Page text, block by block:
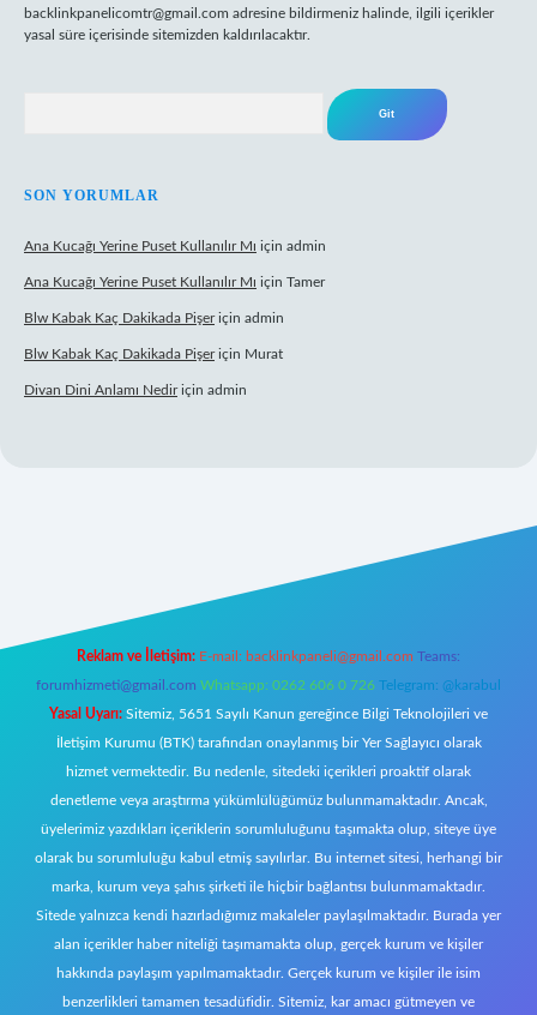
backlinkpanelicomtr@gmail.com adresine bildirmeniz halinde, ilgili içerikler
yasal süre içerisinde sitemizden kaldırılacaktır.
SON YORUMLAR
Ana Kucağı Yerine Puset Kullanılır Mı için admin
Ana Kucağı Yerine Puset Kullanılır Mı için Tamer
Blw Kabak Kaç Dakikada Pişeriçin admin
Blw Kabak Kaç Dakikada Pişeriçin Murat
Divan Dini Anlamı Nediriçin admin
Reklam ve İletişim: E-mail: backlinkpaneli@gmail.com Teams:
forumhizmeti@gmail.com Whatsapp: 0262 606 0 726 Telegram: @karabul
Yasal Uyarı: Sitemiz, 5651 Sayılı Kanun gereğince Bilgi Teknolojileri ve
İletişim Kurumu (BTK) tarafından onaylanmış bir Yer Sağlayıcı olarak
hizmet vermektedir. Bu nedenle, sitedeki içerikleri proaktif olarak
denetleme veya araştırma yükümlülüğümüz bulunmamaktadır. Ancak,
üyelerimiz yazdıkları içeriklerin sorumluluğunu taşımakta olup, siteye üye
olarak bu sorumluluğu kabul etmiş sayılırlar. Bu internet sitesi, herhangi bir
marka, kurum veya şahıs şirketi ile hiçbir bağlantısı bulunmamaktadır.
Sitede yalnızca kendi hazırladığımız makaleler paylaşılmaktadır. Burada yer
alan içerikler haber niteliği taşımamakta olup, gerçek kurum ve kişiler
hakkında paylaşım yapılmamaktadır. Gerçek kurum ve kişiler ile isim
benzerlikleri tamamen tesadüfidir. Sitemiz, kar amacı gütmeyen ve